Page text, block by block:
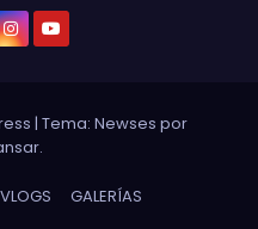
| Tema: Newses por
.
VLOGS
GALERÍAS